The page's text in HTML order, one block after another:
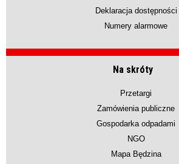
Deklaracja dostępności
Numery alarmowe
Na skróty
Przetargi
Zamówienia publiczne
Gospodarka odpadami
NGO
Mapa Będzina